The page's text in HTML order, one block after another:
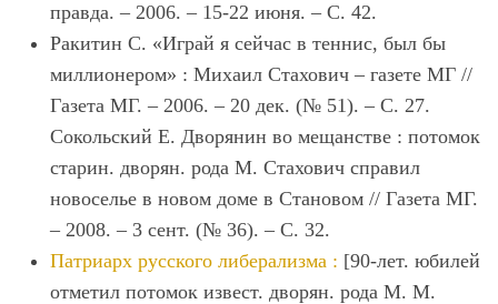
правда. ‒ 2006. ‒ 15-22 июня. ‒ С. 42.
Ракитин С. «Играй я сейчас в теннис, был бы
миллионером» : Михаил Стахович ‒ газете МГ //
Газета МГ. ‒ 2006. ‒ 20 дек. (№ 51). ‒ С. 27.
Сокольский Е. Дворянин во мещанстве : потомок
старин. дворян. рода М. Стахович справил
новоселье в новом доме в Становом // Газета МГ.
‒ 2008. ‒ 3 сент. (№ 36). ‒ С. 32.
Патриарх русского либерализма : [90-лет. юбилей
отметил потомок извест. дворян. рода М. М.